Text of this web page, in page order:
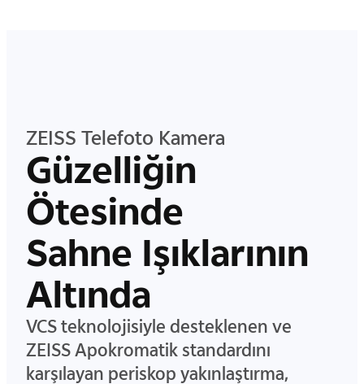
ZEISS Telefoto Kamera
Güzelliğin
Ötesinde
Sahne Işıklarının
Altında
VCS teknolojisiyle desteklenen ve
ZEISS Apokromatik standardını
karşılayan periskop yakınlaştırma,